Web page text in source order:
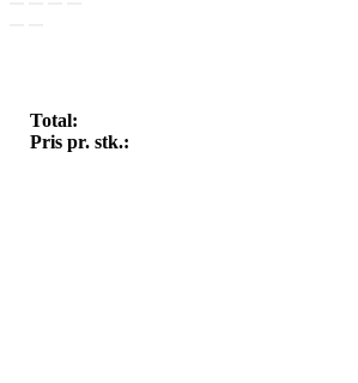
Total:
Pris pr. stk.: